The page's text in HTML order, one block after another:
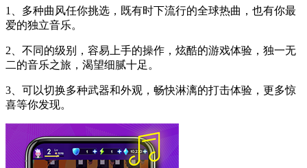
1、多种曲风任你挑选，既有时下流行的全球热曲，也有你最
爱的独立音乐。
2、不同的级别，容易上手的操作，炫酷的游戏体验，独一无
二的音乐之旅，渴望细腻十足。
3、可以切换多种武器和外观，畅快淋漓的打击体验，更多惊
喜等你发现。